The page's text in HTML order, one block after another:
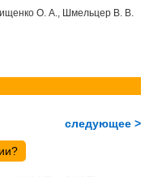
О. А., Шмельцер В. В.
следующее >